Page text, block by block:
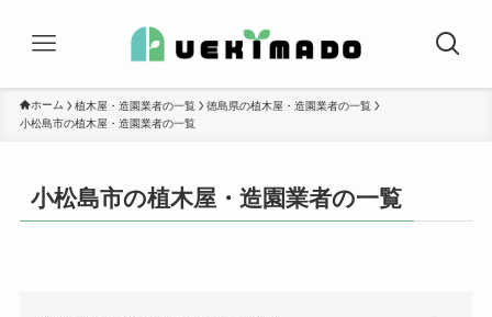
ホーム 植木屋・造園業者の一覧
徳島県の植木屋・造園業者の一覧
小松島市の植木屋・造園業者の一覧
小松島市の植木屋・造園業者の一覧